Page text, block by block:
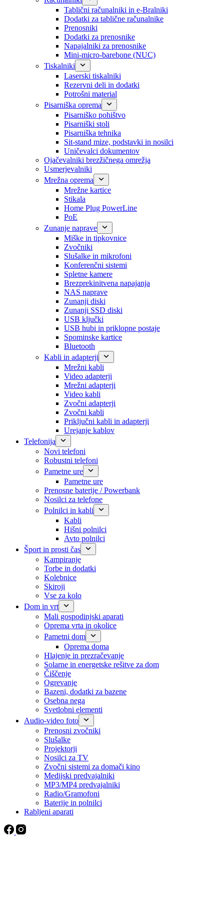
Tablični računalniki in e-Bralniki
Dodatki za tablične računalnike
Prenosniki
Dodatki za prenosnike
Napajalniki za prenosnike
Mini-micro-barebone (NUC)
Tiskalniki
Laserski tiskalniki
Rezervni deli in dodatki
Potrošni material
Pisarniška oprema
Pisarniško pohištvo
Pisarniški stoli
Pisarniška tehnika
Sit-stand mize, podstavki in nosilci
Uničevalci dokumentov
Ojačevalniki brezžičnega omrežja
Usmerjevalniki
Mrežna oprema
Mrežne kartice
Stikala
Home Plug PowerLine
PoE
Zunanje naprave
Miške in tipkovnice
Zvočniki
Slušalke in mikrofoni
Konferenčni sistemi
Spletne kamere
Brezprekinitvena napajanja
NAS naprave
Zunanji diski
Zunanji SSD diski
USB ključki
USB hubi in priklopne postaje
Spominske kartice
Bluetooth
Kabli in adapterji
Mrežni kabli
Video adapterji
Mrežni adapterji
Video kabli
Zvočni adapterji
Zvočni kabli
Priključni kabli in adapterji
Urejanje kablov
Telefonija
Novi telefoni
Robustni telefoni
Pametne ure
Pametne ure
Prenosne baterije / Powerbank
Nosilci za telefone
Polnilci in kabli
Kabli
Hišni polnilci
Avto polnilci
Šport in prosti čas
Kampiranje
Torbe in dodatki
Kolebnice
Skiroji
Vse za kolo
Dom in vrt
Mali gospodinjski aparati
Oprema vrta in okolice
Pametni dom
Oprema doma
Hlajenje in prezračevanje
Solarne in energetske rešitve za dom
Čiščenje
Ogrevanje
Bazeni, dodatki za bazene
Osebna nega
Svetlobni elementi
Audio-video foto
Prenosni zvočniki
Slušalke
Projektorji
Nosilci za TV
Zvočni sistemi za domači kino
Medijski predvajalniki
MP3/MP4 predvajalniki
Radio/Gramofoni
Baterije in polnilci
Rabljeni aparati